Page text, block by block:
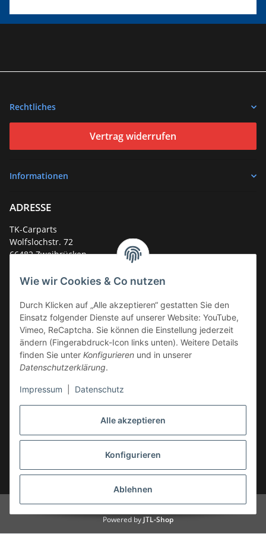
Alle akzeptieren
Konfigurieren
Ablehnen
Wie wir Cookies & Co nutzen
Durch Klicken auf „Alle akzeptieren“ gestatten Sie den
Einsatz folgender Dienste auf unserer Website: YouTube,
Vimeo, ReCaptcha. Sie können die Einstellung jederzeit
ändern (Fingerabdruck-Icon links unten). Weitere Details
finden Sie unter Konfigurieren und in unserer
Datenschutzerklärung.
Impressum Datenschutz
Rechtliches
Vertrag widerrufen
Informationen
ADRESSE
TK-Carparts
Wolfslochstr. 72
66482 Zweibrücken
Service-Hotline +49 (0)6332 - 48 58 48
E-Mail:mail@tk-carparts.de
Montag-Donnerstag von 13 bis 16 Uhr
Powered by JTL-Shop